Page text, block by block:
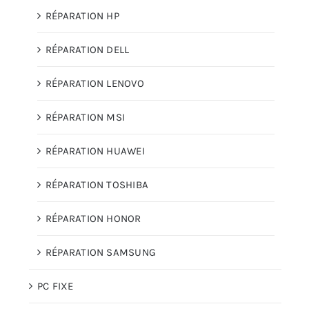
RÉPARATION HP
RÉPARATION DELL
RÉPARATION LENOVO
RÉPARATION MSI
RÉPARATION HUAWEI
RÉPARATION TOSHIBA
RÉPARATION HONOR
RÉPARATION SAMSUNG
PC FIXE